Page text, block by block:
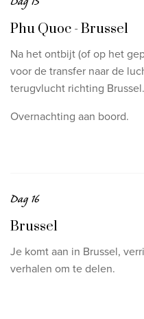
Phu Quoc - Brussel
Na het ontbijt (of op het
voor de transfer naar de
terugvlucht richting Brussel.
Overnachting aan boord.
Dag 16
Brussel
Je komt aan in Brussel,
verhalen om te delen.